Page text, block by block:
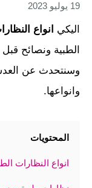
19 يوليو 2023
اليكي انواع
الطبية ونصائح
وسنتحدث عن
وانواعها.
المحتويات
انواع النظارات